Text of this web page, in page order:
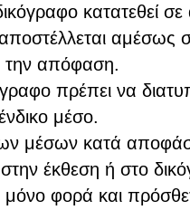
κατατεθεί
αμέσως
την απόφαση.
πρέπει να
μέσο.
μέσων κατά
έκθεση ή στο
φορά και